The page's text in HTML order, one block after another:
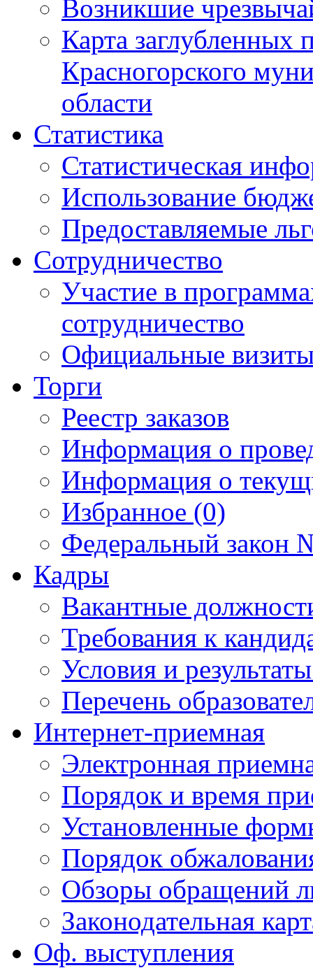
Возникшие
Карта
Красногорского
области
Статистика
Статистическая
Использование
Предоставляемые
Сотрудничество
Участие в
сотрудничество
Официальные
Торги
Реестр заказов
Информация о
Информация о
Избранное (0)
Федеральный закон
Кадры
Вакантные
Требования к
Условия и
Перечень
Интернет-приемная
Электронная
Порядок и время
Установленные
Порядок
Обзоры обращений
Законодательная
Оф. выступления